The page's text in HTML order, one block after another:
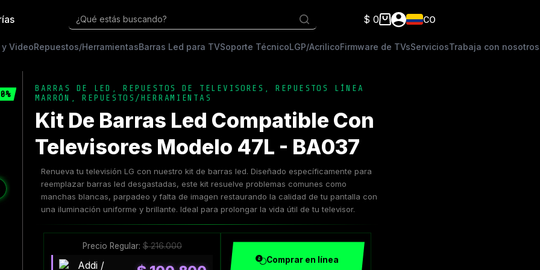
¿Qué estás buscando?
Carro
compra
$ 0 CO
VideoRepuestos/HerramientasBarras Led para TVSoporte TécnicoLGP/AcrilicoFirmware de TVsServiciosTrabaja con nosotros
BARRAS DE LED ,REPUESTOS DE TELEVISORES ,REPUESTOS LÍNEA
MARRÓN
,REPUESTOS/HERRAMIENTAS
Kit De Barras Led Compatible Con
Televisores Modelo 47L - BA037
Renueva tu televisión LG con nuestro kit de barras led. Diseñado específicamente para
reemplazar barras led desgastadas, este kit resuelve problemas comunes como
manchas blancas, parpadeo y falta de imagen restaurando la calidad de tu pantalla con
una iluminación uniforme y brillante. Ideal para prolongar la vida útil de tu televisor.
Precio Regular:$216.000
Comprar en línea